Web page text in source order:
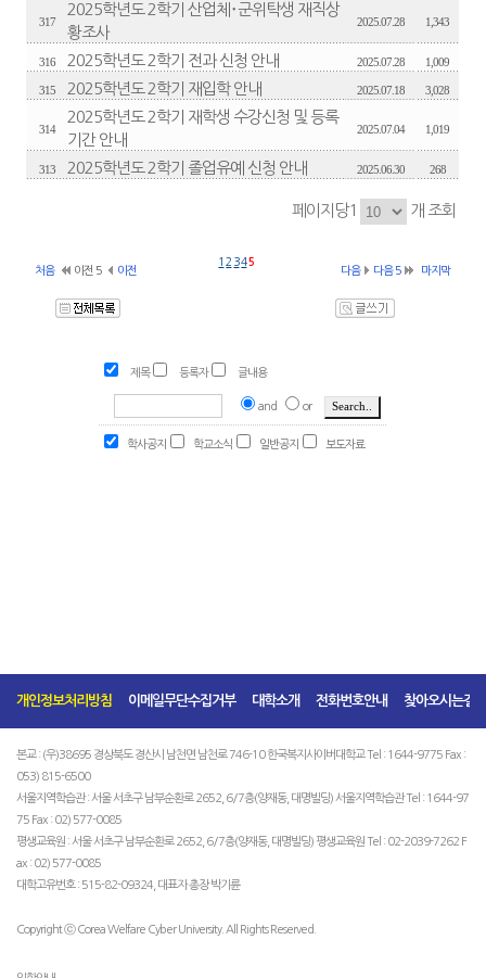
317
2025학년도 2학기 산업체･군위탁생 재직상
황조사
2025.07.28 1,343
316 2025학년도 2학기 전과 신청 안내 2025.07.28 1,009
315 2025학년도 2학기 재입학 안내 2025.07.18 3,028
314
2025학년도 2학기 재학생 수강신청 및 등록
기간 안내
2025.07.04 1,019
313 2025학년도 2학기 졸업유예 신청 안내 2025.06.30 268
페이지당1 개 조회
처음 이전 5 이전
1 2 345
다음 다음 5 마지막
제목 등록자 글내용
and or
학사공지 학교소식 일반공지 보도자료
개인정보처리방침 이메일무단수집거부 대학소개 전화번호안내 찾아오시는길
본교 : (우)38695 경상북도 경산시 남천면 남천로 746-10 한국복지사이버대학교 Tel : 1644-9775 Fax :
053) 815-6500
서울지역학습관 : 서울 서초구 남부순환로 2652, 6/7층(양재동, 대명빌딩) 서울지역학습관 Tel : 1644-97
75 Fax : 02) 577-0085
평생교육원 : 서울 서초구 남부순환로 2652, 6/7층(양재동, 대명빌딩) 평생교육원 Tel : 02-2039-7262 F
ax : 02) 577-0085
대학고유번호 : 515-82-09324, 대표자 총장 박기륜
Copyright ⓒ Corea Welfare Cyber University. All Rights Reserved.